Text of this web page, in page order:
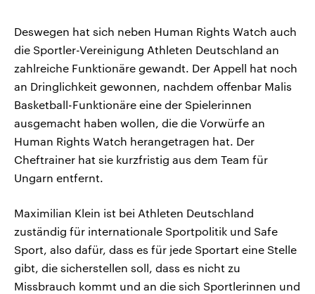
Deswegen hat sich neben Human Rights Watch auch
die Sportler-Vereinigung Athleten Deutschland an
zahlreiche Funktionäre gewandt. Der Appell hat noch
an Dringlichkeit gewonnen, nachdem offenbar Malis
Basketball-Funktionäre eine der Spielerinnen
ausgemacht haben wollen, die die Vorwürfe an
Human Rights Watch herangetragen hat. Der
Cheftrainer hat sie kurzfristig aus dem Team für
Ungarn entfernt.
Maximilian Klein ist bei Athleten Deutschland
zuständig für internationale Sportpolitik und Safe
Sport, also dafür, dass es für jede Sportart eine Stelle
gibt, die sicherstellen soll, dass es nicht zu
Missbrauch kommt und an die sich Sportlerinnen und